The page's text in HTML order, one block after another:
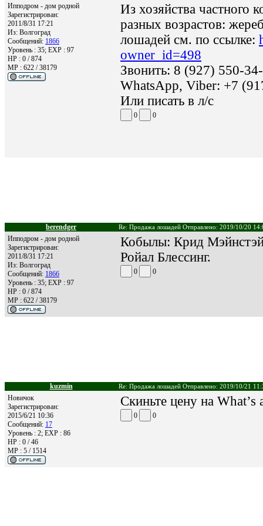
Ипподром - дом родной
Зарегистрирован:
2011/8/31 17:21
Из: Волгоград
Сообщений: 1866
Уровень : 35; EXP : 97
HP : 0 / 874
MP : 622 / 38179
Из хозяйства частного
разных возрастов:
лошадей см. по ссылке:
owner_id=498
Звонить: 8 (927) 550-
WhatsApp, Viber: +7
Или писать в л/с
0 0
berendger Re: Продажа лошадей Отправлено: 2019/10/20
Ипподром - дом родной
Зарегистрирован:
2011/8/31 17:21
Из: Волгоград
Сообщений: 1866
Уровень : 35; EXP : 97
HP : 0 / 874
MP : 622 / 38179
Кобылы: Крид
Ройал Блессинг.
0 0
kuzmin Re: Продажа лошадей Отправлено: 2019/10/21
Новичок
Зарегистрирован:
2015/6/21 10:36
Сообщений: 17
Уровень : 2; EXP : 86
HP : 0 / 46
MP : 5 / 1514
Скиньте цену на
0 0